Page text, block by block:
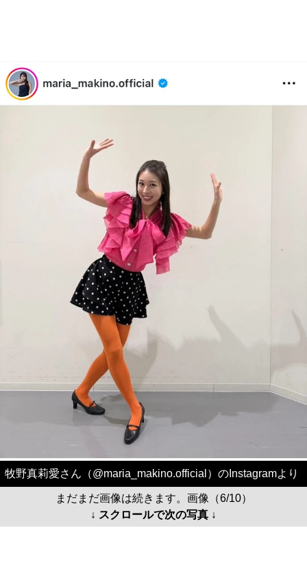
牧野真莉愛さん（@maria_makino.official）のInstagramより
まだまだ画像は続きます。画像（6/10）
↓ スクロールで次の写真 ↓